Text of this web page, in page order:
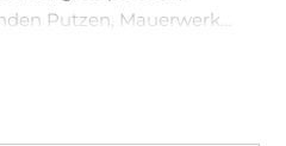
Putzen, Mauerwerk
schwach gebundenem
Polymerisatharzfarben.